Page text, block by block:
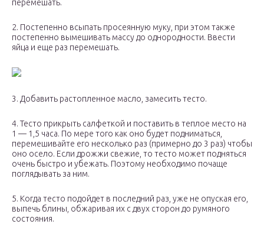
перемешать.
2. Постепенно всыпать просеянную муку, при этом также
постепенно вымешивать массу до однородности. Ввести
яйца и еще раз перемешать.
3. Добавить растопленное масло, замесить тесто.
4. Тесто прикрыть салфеткой и поставить в теплое место на
1 — 1,5 часа. По мере того как оно будет подниматься,
перемешивайте его несколько раз (примерно до 3 раз) чтобы
оно осело. Если дрожжи свежие, то тесто может подняться
очень быстро и убежать. Поэтому необходимо почаще
поглядывать за ним.
5. Когда тесто подойдет в последний раз, уже не опуская его,
выпечь блины, обжаривая их с двух сторон до румяного
состояния.